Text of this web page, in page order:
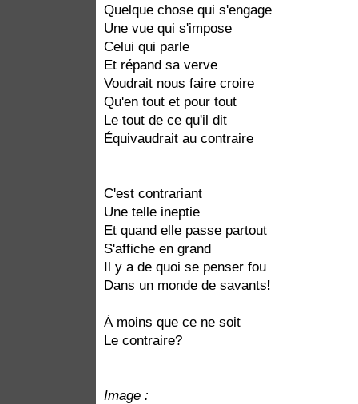
Quelque chose qui s'engage
Une vue qui s'impose
Celui qui parle
Et répand sa verve
Voudrait nous faire croire
Qu'en tout et pour tout
Le tout de ce qu'il dit
Équivaudrait au contraire
C'est contrariant
Une telle ineptie
Et quand elle passe partout
S'affiche en grand
Il y a de quoi se penser fou
Dans un monde de savants!
À moins que ce ne soit
Le contraire?
Image :